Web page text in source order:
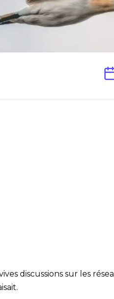
discussions sur les